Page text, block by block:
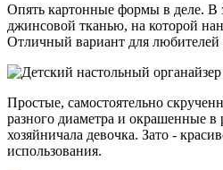
Опять картонные формы в деле. В
джинсовой тканью, на которой
Отличный вариант для любителей
Простые, самостоятельно
разного диаметра и окрашенные
хозяйничала девочка. Зато -
использования.